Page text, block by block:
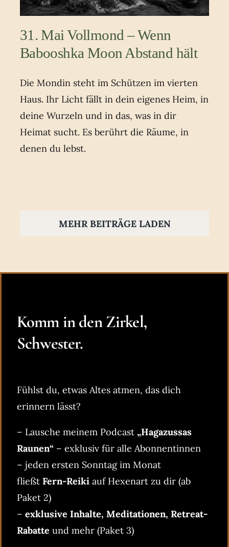
31. Mai Vollmond – Wenn
Babooshka Moon Abstand hält
Die Mondin steht im Schützen im vierten
Haus. Ihr Licht fällt in dein eigenes Heim, in
deine Wurzeln und in das, was in dir
Heimat sucht. Es berührt die Räume, in
denen du lebst.
MEHR BEITRÄGE LADEN
Komm in den Zirkel,
Schwester.
Fühlst du, etwas Altes atmen, das dich
erinnern lässt?
– Lausche meinem Podcast „Hagazussas
Raunen“ – exklusiv für alle Abonnentinnen
– jeden ersten Sonntag im Monat
fließt Fern-Reiki auf Hexenart zu dir (ab
Paket 2)
– exklusive Inhalte, Meditationen, Retreat-
Rabatte und mehr (Paket 3)